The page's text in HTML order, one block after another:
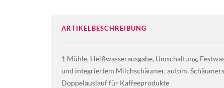
ARTIKELBESCHREIBUNG
1 Mühle, Heißwasserausgabe, Umschaltung,
und integriertem Milchschäumer, autom.
Doppelauslauf für Kaffeeprodukte